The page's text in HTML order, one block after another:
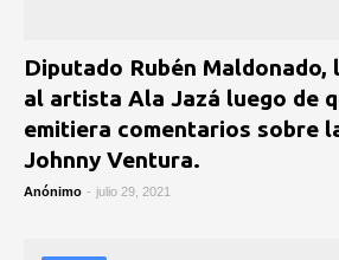
Diputado Rubén Maldonado,
al artista Ala Jazá luego de
emitiera comentarios sobre
Johnny Ventura.
Anónimo - julio 29, 2021